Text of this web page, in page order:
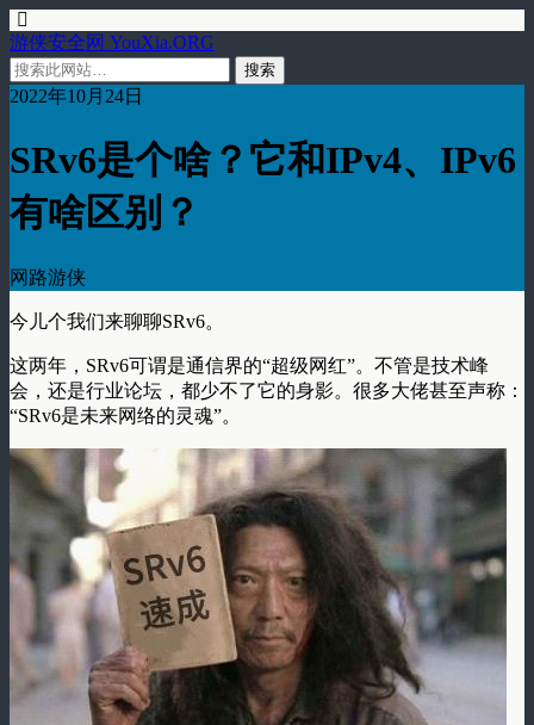
游侠安全网 YouXia.ORG
2022年10月24日
SRv6是个啥？它和IPv4、IPv6
有啥区别？
网路游侠
今儿个我们来聊聊SRv6。
这两年，SRv6可谓是通信界的“超级网红”。不管是技术峰
会，还是行业论坛，都少不了它的身影。很多大佬甚至声称：
“SRv6是未来网络的灵魂”。